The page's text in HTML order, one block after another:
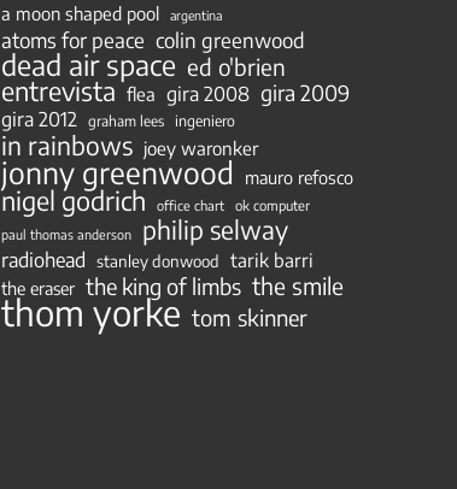
a moon shaped pool argentina
atoms for peace colin greenwood
dead air space ed o'brien
entrevista flea gira 2008 gira 2009
gira 2012 graham lees ingeniero
in rainbows joey waronker
jonny greenwood mauro refosco
nigel godrich office chart ok computer
paul thomas anderson philip selway
radiohead stanley donwood tarik barri
the eraser the king of limbs the smile
thom yorke tom skinner